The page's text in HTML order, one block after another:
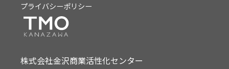
株式会社金沢商業活性化センター
プライバシーポリシー